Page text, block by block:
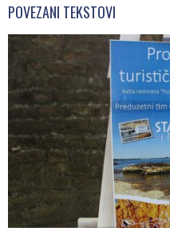
POVEZANI TEKSTOVI